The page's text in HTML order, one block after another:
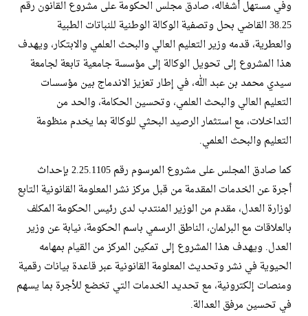
وفي مستهل أشغاله، صادق مجلس الحكومة على مشروع القانون رقم
38.25 القاضي بحل وتصفية الوكالة الوطنية للنباتات الطبية
والعطرية، قدمه وزير التعليم العالي والبحث العلمي والابتكار، ويهدف
هذا المشروع إلى تحويل الوكالة إلى مؤسسة جامعية تابعة لجامعة
سيدي محمد بن عبد الله، في إطار تعزيز الاندماج بين مؤسسات
التعليم العالي والبحث العلمي، وتحسين الحكامة، والحد من
التداخلات، مع استثمار الرصيد البحثي للوكالة بما يخدم منظومة
التعليم والبحث العلمي.
كما صادق المجلس على مشروع المرسوم رقم 2.25.1105 بإحداث
أجرة عن الخدمات المقدمة من قبل مركز نشر المعلومة القانونية التابع
لوزارة العدل، مقدم من الوزير المنتدب لدى رئيس الحكومة المكلف
بالعلاقات مع البرلمان، الناطق الرسمي باسم الحكومة، نيابة عن وزير
العدل. ويهدف هذا المشروع إلى تمكين المركز من القيام بمهامه
الحيوية في نشر وتحديث المعلومة القانونية عبر قاعدة بيانات رقمية
ومنصات إلكترونية، مع تحديد الخدمات التي تخضع للأجرة بما يسهم
في تحسين مرفق العدالة.